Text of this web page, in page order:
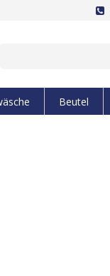
Beutel